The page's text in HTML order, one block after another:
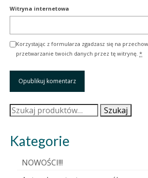
Witryna internetowa
Korzystając z formularza zgadzasz się na
przetwarzanie twoich danych przez tę witrynę. *
Szukaj: Szukaj
Kategorie
NOWOŚCI!!!